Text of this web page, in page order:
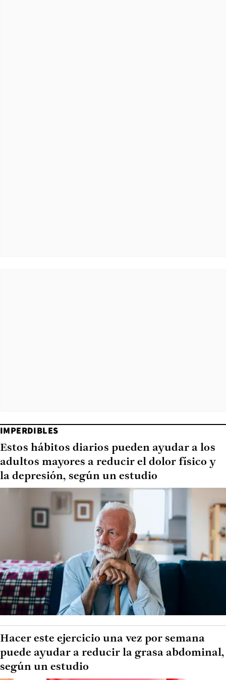
IMPERDIBLES
Estos hábitos diarios pueden ayudar a los
adultos mayores a reducir el dolor físico y
la depresión, según un estudio
Hacer este ejercicio una vez por semana
puede ayudar a reducir la grasa abdominal,
según un estudio